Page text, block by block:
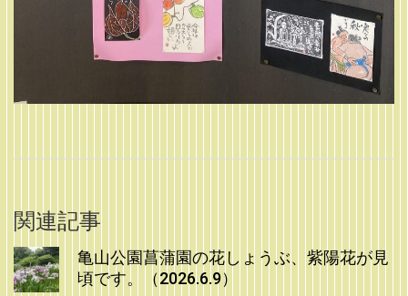
関連記事
亀山公園菖蒲園の花しょうぶ、紫陽花が見
頃です。（2026.6.9）